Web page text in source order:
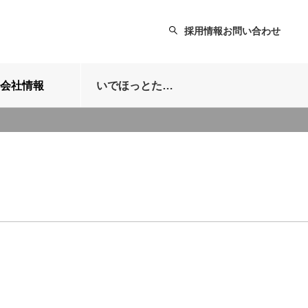
採用情報お問い合わせ
会社情報 いでほっとたより